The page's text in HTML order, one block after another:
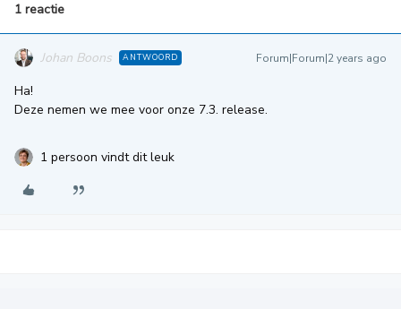
1 reactie
Johan Boons ANTWOORD Forum|Forum|2 years ago
Ha!
Deze nemen we mee voor onze 7.3. release.
1 persoon vindt dit leuk